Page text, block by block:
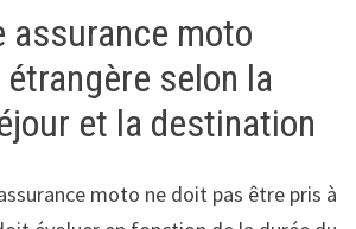
assurance moto
selon la
et la destination
moto ne doit pas être pris à